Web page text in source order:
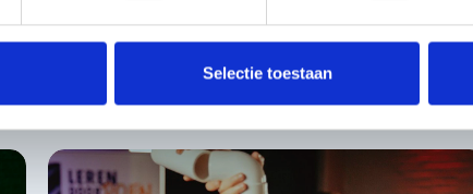
Selectie toestaan